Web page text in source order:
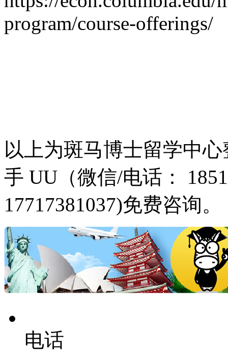
program/course-offerings/
以上为斑马博士留学中
手 UU（微信/电话：
17717381037)免费咨询。
电话